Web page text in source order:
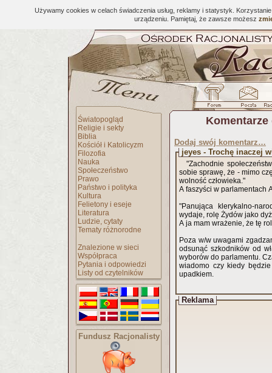
Używamy cookies w celach świadczenia usług, reklamy i statystyk.
urządzeniu. Pamiętaj, że zawsze możesz
Światopogląd
Religie i sekty
Biblia
Kościół i Katolicyzm
Filozofia
Nauka
Społeczeństwo
Prawo
Państwo i polityka
Kultura
Felietony i eseje
Literatura
Ludzie, cytaty
Tematy różnorodne
Znalezione w sieci
Współpraca
Pytania i odpowiedzi
Listy od czytelników
Fundusz Racjonalisty
Dodaj swój komentarz…
jeyes - Trochę inaczej
"Zachodnie
sobie sprawę, że - mimo
wolność człowieka."
A faszyści w parlamentach
"Panująca klerykalno-
wydaje, rolę Żydów jako
A ja mam wrażenie, że tę
Poza w/w uwagami
odsunąć szkodników od
wyborów do parlamentu.
wiadomo czy kiedy
upadkiem.
Reklama